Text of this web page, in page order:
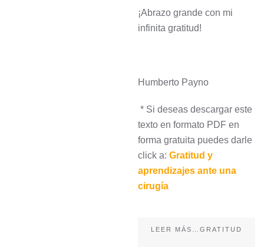
¡Abrazo grande con mi
infinita gratitud!
Humberto Payno
* Si deseas descargar este
texto en formato PDF en
forma gratuita puedes darle
click a: Gratitud y
aprendizajes ante una
cirugía
LEER MÁS…GRATITUD